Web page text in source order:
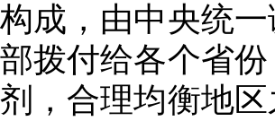
成，由中央统
拨付给各个省
，合理均衡地